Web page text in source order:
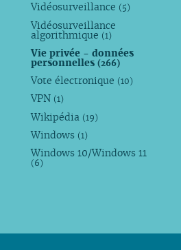
Vidéosurveillance (5)
Vidéosurveillance
algorithmique (1)
Vie privée - données
personnelles(266)
Vote électronique (10)
VPN (1)
Wikipédia (19)
Windows (1)
Windows 10/Windows 11
(6)